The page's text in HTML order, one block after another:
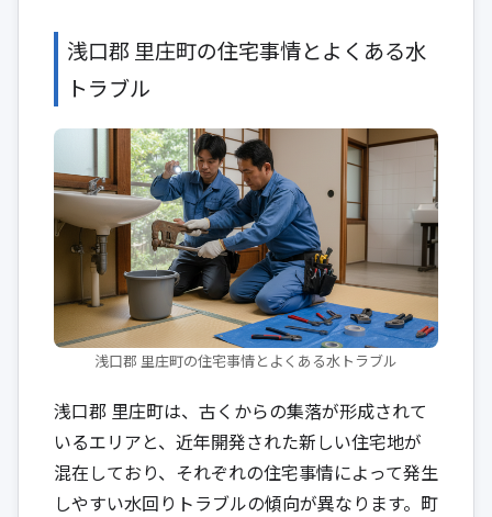
浅口郡 里庄町の住宅事情とよくある水
トラブル
浅口郡 里庄町の住宅事情とよくある水トラブル
浅口郡 里庄町は、古くからの集落が形成されて
いるエリアと、近年開発された新しい住宅地が
混在しており、それぞれの住宅事情によって発生
しやすい水回りトラブルの傾向が異なります。町